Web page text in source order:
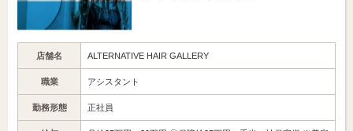
店舗名 ALTERNATIVE HAIR GALLERY
職業 アシスタント
勤務形態 正社員